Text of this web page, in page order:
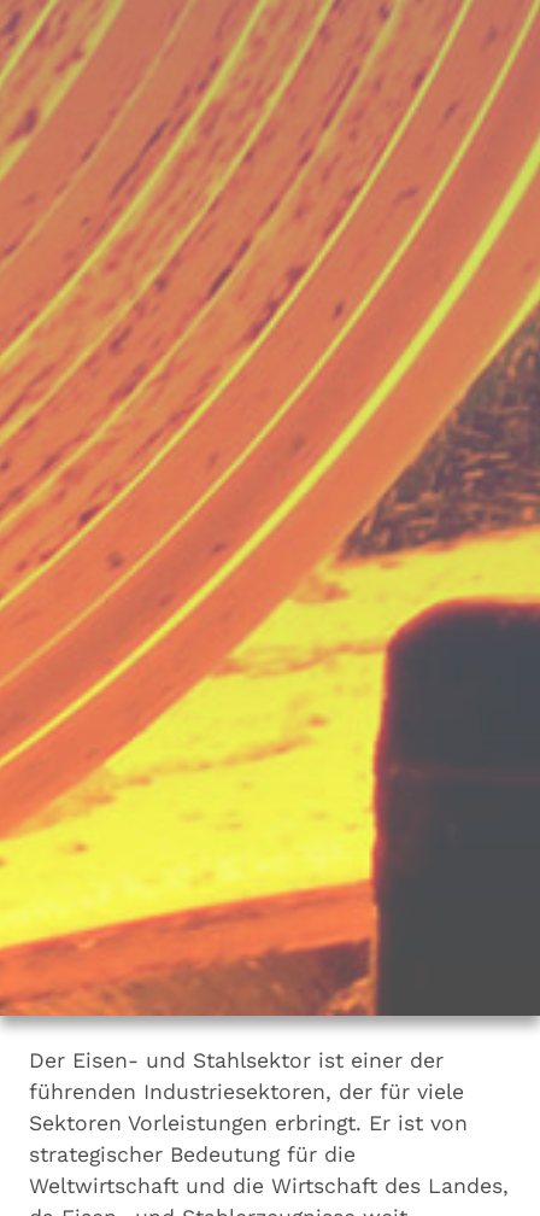
Der Eisen- und Stahlsektor ist einer der
führenden Industriesektoren, der für viele
Sektoren Vorleistungen erbringt. Er ist von
strategischer Bedeutung für die
Weltwirtschaft und die Wirtschaft des Landes,